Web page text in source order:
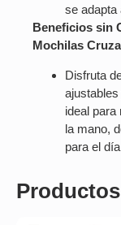
se adapta
Beneficios sin
Mochilas
Disfruta
ideal
la mano,
para el